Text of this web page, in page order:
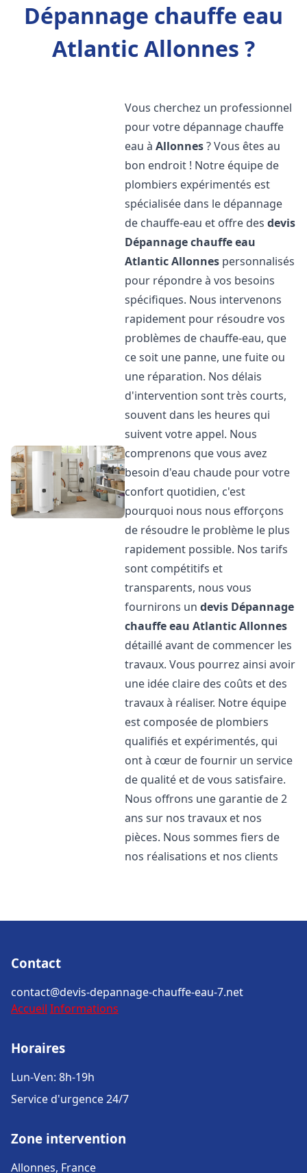
Dépannage chauffe eau
Atlantic Allonnes ?
Vous cherchez un professionnel
pour votre dépannage chauffe
eau àAllonnes? Vous êtes au
bon endroit ! Notre équipe de
plombiers expérimentés est
spécialisée dans le dépannage
de chauffe-eau et offre desdevis
Dépannage chauffe eau
AtlanticAllonnes personnalisés
pour répondre à vos besoins
spécifiques. Nous intervenons
rapidement pour résoudre vos
problèmes de chauffe-eau, que
ce soit une panne, une fuite ou
une réparation. Nos délais
d'intervention sont très courts,
souvent dans les heures qui
suivent votre appel. Nous
comprenons que vous avez
besoin d'eau chaude pour votre
confort quotidien, c'est
pourquoi nous nous efforçons
de résoudre le problème le plus
rapidement possible. Nos tarifs
sont compétitifs et
transparents, nous vous
fournirons undevis Dépannage
chauffe eau AtlanticAllonnes
détaillé avant de commencer les
travaux. Vous pourrez ainsi avoir
une idée claire des coûts et des
travaux à réaliser. Notre équipe
est composée de plombiers
qualifiés et expérimentés, qui
ont à cœur de fournir un service
de qualité et de vous satisfaire.
Nous offrons une garantie de 2
ans sur nos travaux et nos
pièces. Nous sommes fiers de
nos réalisations et nos clients
Contact
contact@devis-depannage-chauffe-eau-7.net
Accueil Informations
Horaires
Lun-Ven: 8h-19h
Service d'urgence 24/7
Zone intervention
Allonnes, France